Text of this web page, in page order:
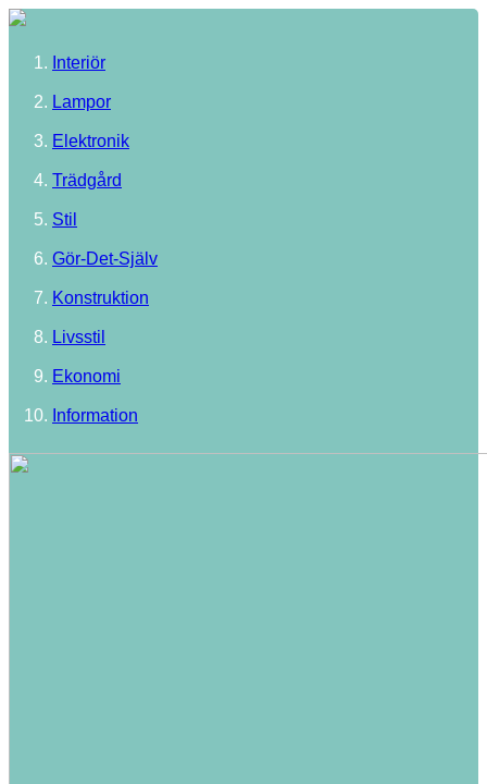
Interiör
Lampor
Elektronik
Trädgård
Stil
Gör-Det-Själv
Konstruktion
Livsstil
Ekonomi
Information